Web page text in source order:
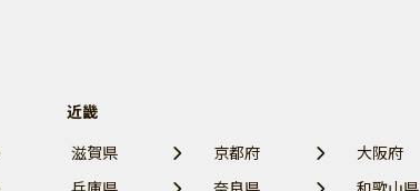
近畿
滋賀県
京都府
大阪府